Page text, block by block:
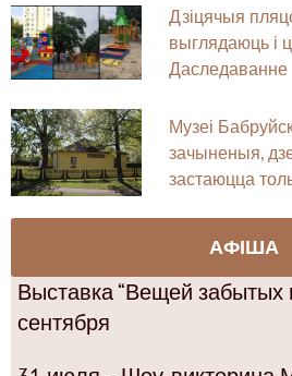
Дзіцячыя
выглядаюць і
Даследаванне
Музеі
зачыненыя,
застаюцца
АФІША
Выставка “Вещей забытых
сентября